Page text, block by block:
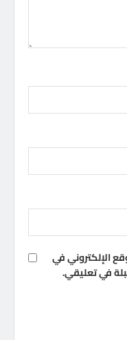
الإلكتروني في
في تعليقي.